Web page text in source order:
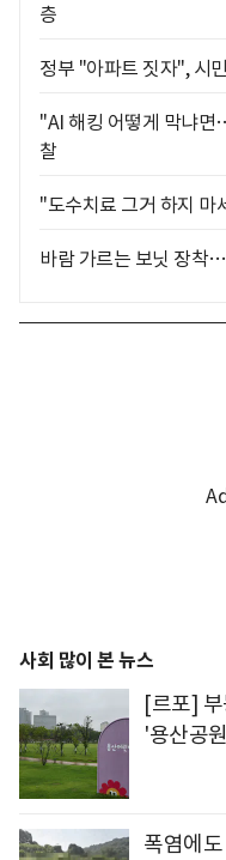
층
정부 "아파트 짓자", 시
"AI 해킹 어떻게 막냐
찰
"도수치료 그거 하지 마
바람 가르는 보닛 장착
사회 많이 본 뉴스
[르포]
'용산공
폭염에